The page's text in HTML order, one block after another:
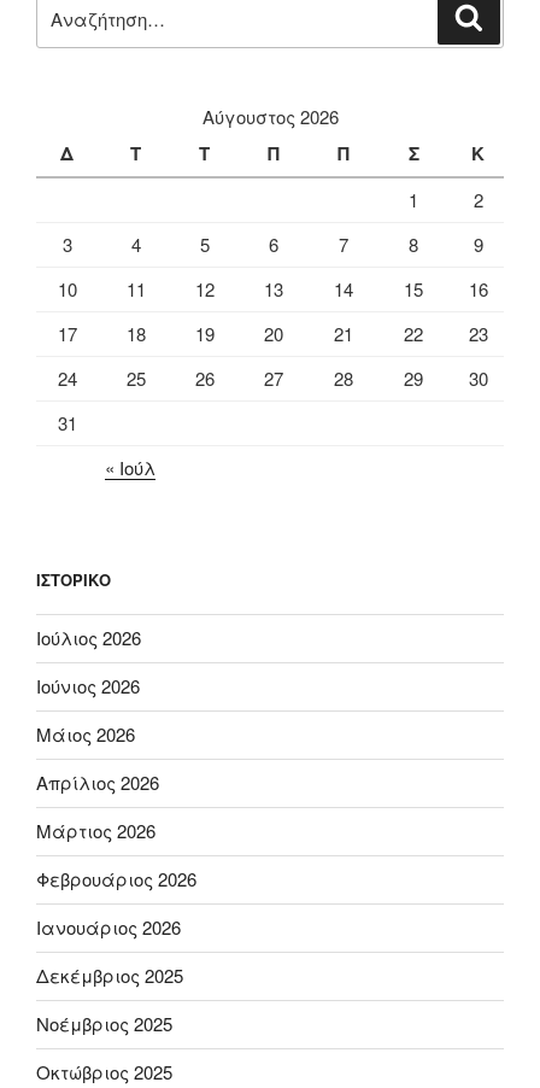
για:
Αύγουστος 2026
Δ Τ Τ Π Π Σ Κ
1
2
3
4 5 6 7 8
9
10
11 12 13 14 15
16
17
18 19 20 21 22
23
24
25 26 27 28 29
30
31
« Ιούλ
ΙΣΤΟΡΙΚΌ
Ιούλιος 2026
Ιούνιος 2026
Μάιος 2026
Απρίλιος 2026
Μάρτιος 2026
Φεβρουάριος 2026
Ιανουάριος 2026
Δεκέμβριος 2025
Νοέμβριος 2025
Οκτώβριος 2025